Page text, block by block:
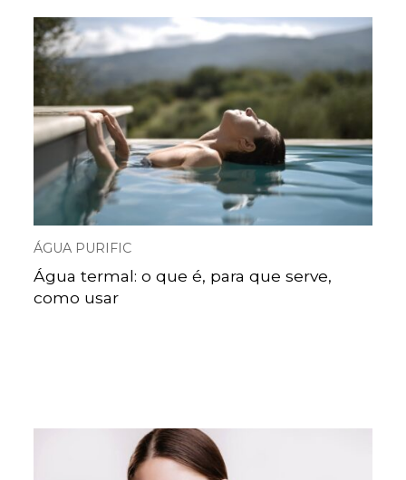
ÁGUA PURIFIC
Água termal: o que é, para que serve,
como usar